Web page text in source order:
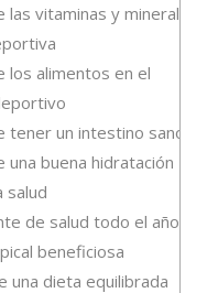
vitaminas y minerales
los alimentos en el
tener un intestino sano
una buena hidratación
salud
de salud todo el año
beneficiosa
una dieta equilibrada